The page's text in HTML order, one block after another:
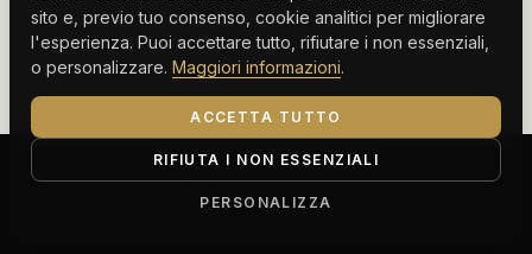
Monte Carlo
Corso Buenos Aires 64, 20124 Milano (MI)
sito e, previo tuo consenso, cookie analitici per migliorare
l'esperienza. Puoi accettare tutto, rifiutare i non essenziali,
o personalizzare. Maggiori informazioni.
ACCETTA TUTTO
RIFIUTA I NON ESSENZIALI
PERSONALIZZA